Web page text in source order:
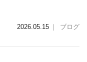
2026.05.15 ｜ ブログ